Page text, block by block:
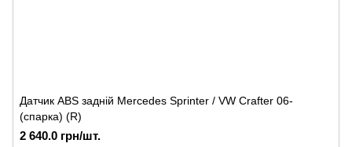
Датчик ABS задній Mercedes Sprinter / VW Crafter 06-
(спарка) (R)
2 640.0 грн/шт.